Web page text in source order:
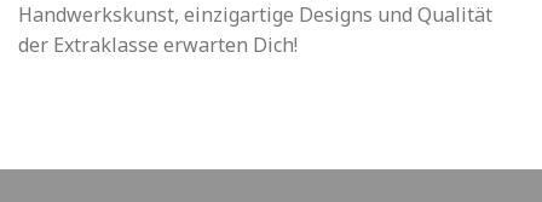
Handwerkskunst, einzigartige Designs und Qualität
der Extraklasse erwarten Dich!